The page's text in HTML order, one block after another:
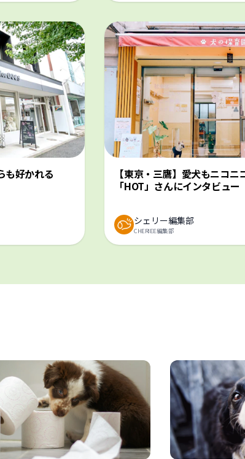
も好かれる
【東京・三鷹】愛犬もニコニ
「HOT」さんにインタビュー
シェリー編集部
CHERIEE編集部